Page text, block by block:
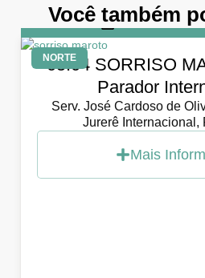
Você também
NORTE
DIA5 de abril
05.04 SORRISO
Parador
Serv. José Cardoso de
Jurerê Internacional,
Mais